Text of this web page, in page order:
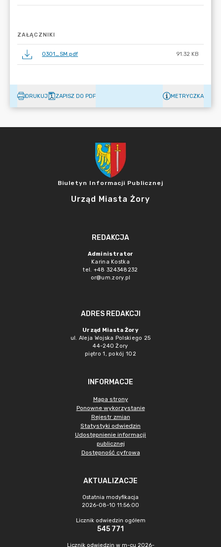
ZAŁĄCZNIKI
0301_SM.pdf 91.32 KB
DRUKUJ ZAPISZ DO PDF METRYCZKA
Biuletyn Informacji Publicznej
Urząd Miasta Żory
REDAKCJA
Administrator
Karina Kostka
tel. +48 324348232
or@um.zory.pl
ADRES REDAKCJI
Urząd Miasta Żory
ul. Aleja Wojska Polskiego 25
44-240 Żory
piętro 1, pokój 102
INFORMACJE
Mapa strony
Ponowne wykorzystanie
Rejestr zmian
Statystyki odwiedzin
Udostępnienie informacji
publicznej
Dostępność cyfrowa
AKTUALIZACJE
Ostatnia modyfikacja
2026-08-10 11:56:00
Licznik odwiedzin ogółem
545 771
Licznik odwiedzin w m-cu 2026-